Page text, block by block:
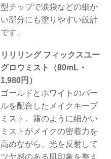
型チップで涙袋などの細か
い部分にも塗りやすい設計
です。
リリリング フィックスユー
グロウミスト（80mL・
1,980円）
ゴールドとホワイトのパー
ルを配合したメイクキープ
ミスト。霧のように細かい
ミストがメイクの密着力を
高めながら、光を反射して
ツヤ感のある肌印象を整え